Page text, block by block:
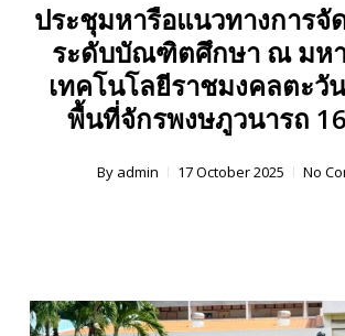
ประชุมหารือแนวทางการจั
ระดับบัณฑิตศึกษา ณ มห
เทคโนโลยีราชมงคลตะวั
พื้นที่จักรพงษภูวนารถ
By admin 17 October 2025 No